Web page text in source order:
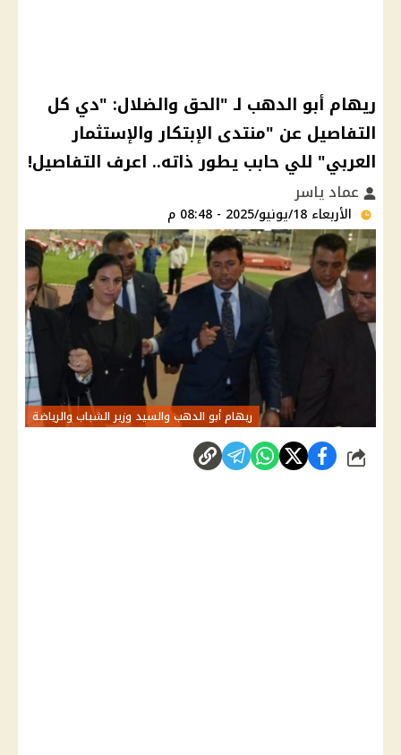
ريهام أبو الدهب لـ "الحق والضلال: "دي كل
التفاصيل عن "منتدى الإبتكار والإستثمار
العربي" للي حابب يطور ذاته.. اعرف التفاصيل!
عماد ياسر
الأربعاء 18/يونيو/2025 - 08:48 م
ريهام أبو الدهب والسيد وزير الشباب والرياضة
شارك